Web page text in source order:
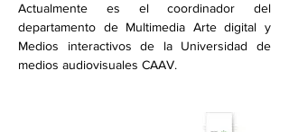
Actualmente es el coordinador del
departamento de Multimedia Arte digital y
Medios interactivos de la Universidad de